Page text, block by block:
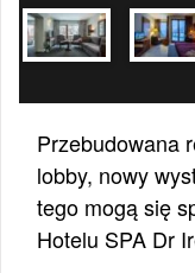
Przebudowana
lobby, nowy
tego mogą się
Hotelu SPA Dr